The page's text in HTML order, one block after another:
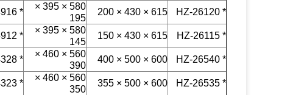
* HZ-26120
615 × 430 × 200
580 × 395 ×
195
* HZ-24916
* HZ-26115
615 × 430 × 150
580 × 395 ×
145
* HZ-24912
* HZ-26540
600 × 500 × 400
560 × 460 ×
390
* HZ-24328
* HZ-26535
600 × 500 × 355
560 × 460 ×
350
* HZ-24323